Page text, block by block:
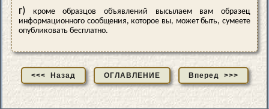
г) кроме образцов объявлений высылаем вам образец
информационного сообщения, которое вы, может быть, сумеете
опубликовать бесплатно.
<<< Назад ОГЛАВЛЕНИЕ Вперед >>>